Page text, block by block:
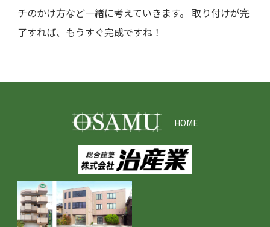
チのかけ方など一緒に考えていきます。 取り付けが完
了すれば、もうすぐ完成ですね！
HOME